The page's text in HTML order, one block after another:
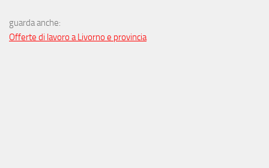
guarda anche:
Offerte di lavoro a Livorno e provincia